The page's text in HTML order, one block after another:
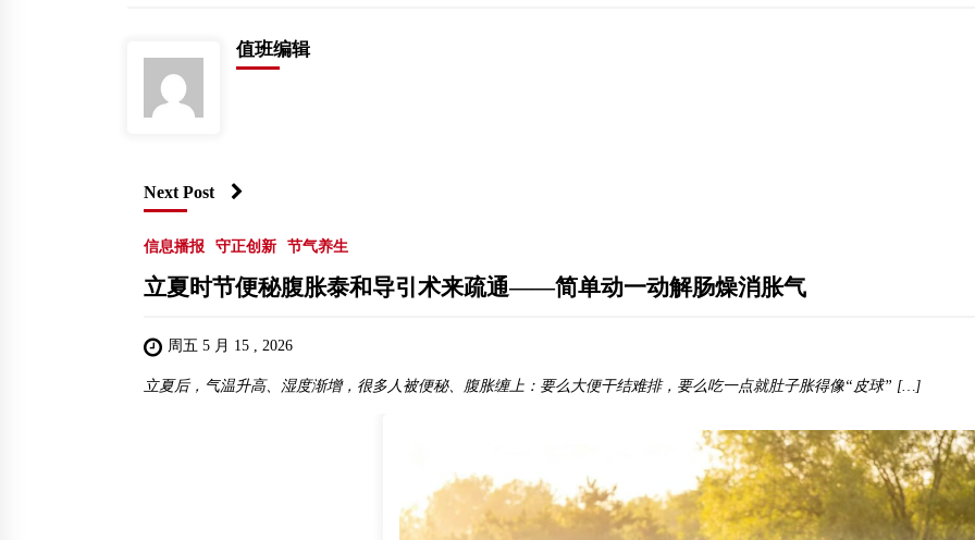
值班编辑
Next Post
信息播报 守正创新 节气养生
立夏时节便秘腹胀泰和导引术来疏通——简单动一动解肠燥消胀气
周五 5 月 15 , 2026
立夏后，气温升高、湿度渐增，很多人被便秘、腹胀缠上：要么大便干结难排，要么吃一点就肚子胀得像“皮球” […]